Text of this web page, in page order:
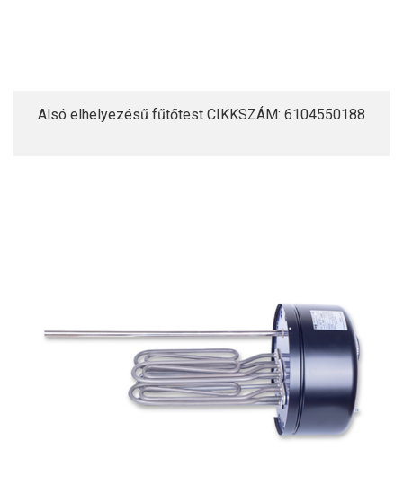
Alsó elhelyezésű fűtőtest CIKKSZÁM: 6104550188